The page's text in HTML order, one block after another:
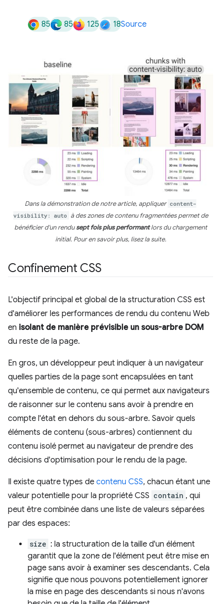
85 85 125 18Source
Dans la démonstration de notre article, appliquer content-
visibility: auto à des zones de contenu fragmentées permet de
bénéficier d'un rendusept fois plus performantlors du chargement
initial. Pour en savoir plus, lisez la suite.
Confinement CSS
L'objectif principal et global de la structuration CSS est
d'améliorer les performances de rendu du contenu Web
en isolant de manière prévisible un sous-arbre DOM
du reste de la page.
En gros, un développeur peut indiquer à un navigateur
quelles parties de la page sont encapsulées en tant
qu'ensemble de contenu, ce qui permet aux navigateurs
de raisonner sur le contenu sans avoir à prendre en
compte l'état en dehors du sous-arbre. Savoir quels
éléments de contenu (sous-arbres) contiennent du
contenu isolé permet au navigateur de prendre des
décisions d'optimisation pour le rendu de la page.
Il existe quatre types de contenu CSS, chacun étant une
valeur potentielle pour la propriété CSS contain , qui
peut être combinée dans une liste de valeurs séparées
par des espaces:
size : la structuration de la taille d'un élément
garantit que la zone de l'élément peut être mise en
page sans avoir à examiner ses descendants. Cela
signifie que nous pouvons potentiellement ignorer
la mise en page des descendants si nous n'avons